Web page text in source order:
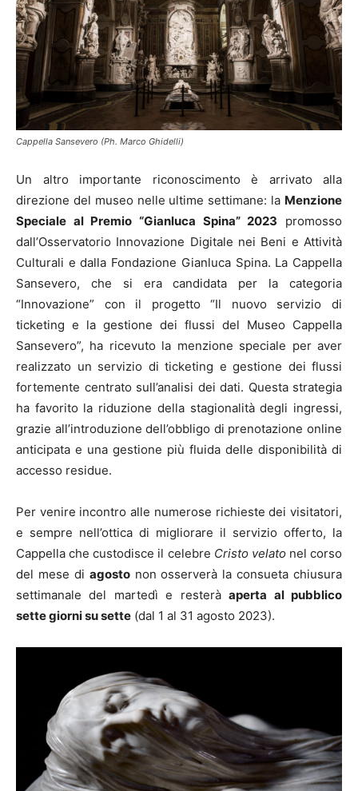
Cappella Sansevero (Ph. Marco Ghidelli)
Un altro importante riconoscimento è arrivato alla
direzione del museo nelle ultime settimane: la Menzione
Speciale al Premio “Gianluca Spina” 2023 promosso
dall’Osservatorio Innovazione Digitale nei Beni e Attività
Culturali e dalla Fondazione Gianluca Spina. La Cappella
Sansevero, che si era candidata per la categoria
“Innovazione” con il progetto “Il nuovo servizio di
ticketing e la gestione dei flussi del Museo Cappella
Sansevero”, ha ricevuto la menzione speciale per aver
realizzato un servizio di ticketing e gestione dei flussi
fortemente centrato sull’analisi dei dati. Questa strategia
ha favorito la riduzione della stagionalità degli ingressi,
grazie all’introduzione dell’obbligo di prenotazione online
anticipata e una gestione più fluida delle disponibilità di
accesso residue.
Per venire incontro alle numerose richieste dei visitatori,
e sempre nell’ottica di migliorare il servizio offerto, la
Cappella che custodisce il celebre Cristo velatonel corso
del mese di agostonon osserverà la consueta chiusura
settimanale del martedì e resteràaperta al pubblico
sette giorni su sette (dal 1 al 31 agosto 2023).